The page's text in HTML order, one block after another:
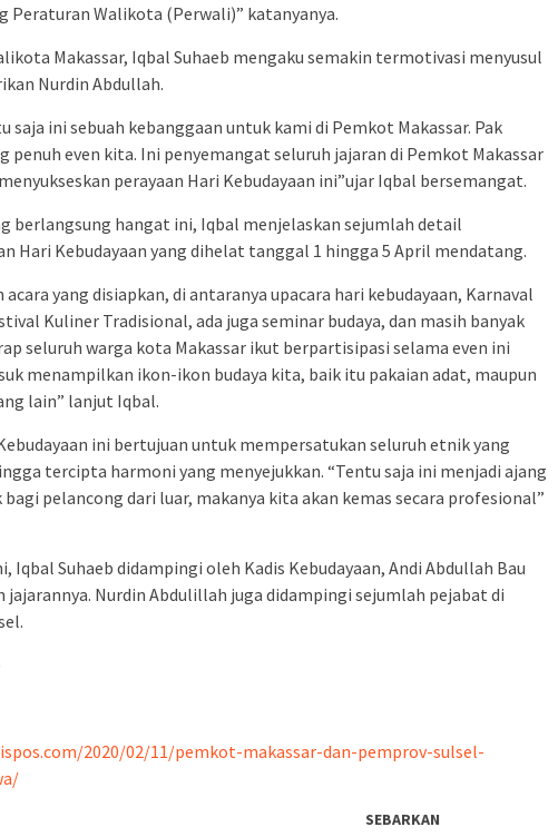
Peraturan Walikota (Perwali)” katanyanya.
Makassar, Iqbal Suhaeb mengaku semakin termotivasi menyusul
Nurdin Abdullah.
ini sebuah kebanggaan untuk kami di Pemkot Makassar. Pak
penuh even kita. Ini penyemangat seluruh jajaran di Pemkot Makassar
perayaan Hari Kebudayaan ini”ujar Iqbal bersemangat.
berlangsung hangat ini, Iqbal menjelaskan sejumlah detail
Hari Kebudayaan yang dihelat tanggal 1 hingga 5 April mendatang.
yang disiapkan, di antaranya upacara hari kebudayaan, Karnaval
Kuliner Tradisional, ada juga seminar budaya, dan masih banyak
seluruh warga kota Makassar ikut berpartisipasi selama even ini
menampilkan ikon-ikon budaya kita, baik itu pakaian adat, maupun
lain” lanjut Iqbal.
ini bertujuan untuk mempersatukan seluruh etnik yang
tercipta harmoni yang menyejukkan. “Tentu saja ini menjadi ajang
pelancong dari luar, makanya kita akan kemas secara profesional”
Iqbal Suhaeb didampingi oleh Kadis Kebudayaan, Andi Abdullah Bau
jajarannya. Nurdin Abdulillah juga didampingi sejumlah pejabat di
2020/02/11/pemkot-makassar-dan-pemprov-sulsel-
SEBARKAN